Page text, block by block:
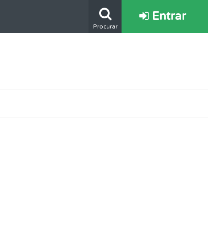
Procurar
Entrar